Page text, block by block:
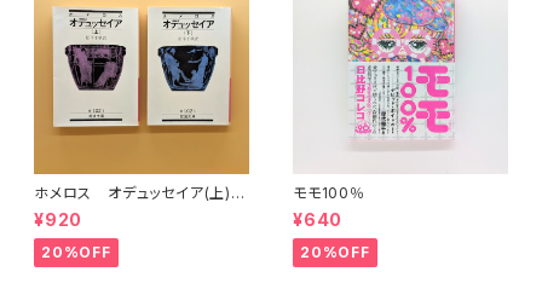
ホメロス オデュッセイア(上)
(下) （岩波文庫）
¥920
20%OFF
モモ100％
¥640
20%OFF